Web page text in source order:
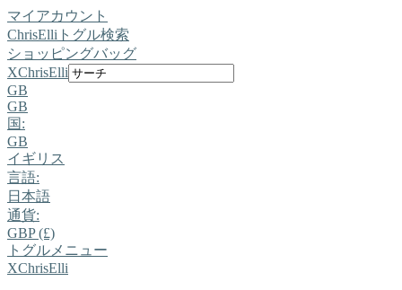
マイアカウント
ChrisElli トグル検索
ショッピングバッグ
XChrisElli
GB
GB
国:
GB
イギリス
言語:
日本語
通貨:
GBP (£)
トグルメニュー
XChrisElli